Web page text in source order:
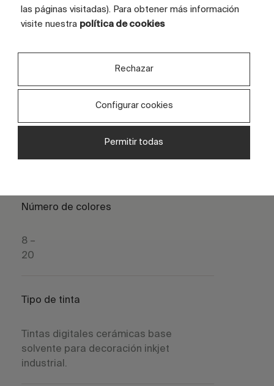
Especificaciones técnicas
Colores disponibles
posibilidad de desarrollos
personalizados.
Número de colores
8 –
20
Tipo de tinta
Tintas digitales cerámicas base
solvente para decoración inkjet
industrial.
las páginas visitadas). Para obtener más información
visite nuestra política de cookies
Rechazar
Configurar cookies
Permitir todas